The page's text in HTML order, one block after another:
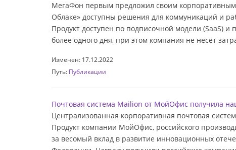
МегаФон первым предложил своим
Облаке» доступны решения для коммуникаций и
Продукт доступен по подписочной модели (SaaS)
более одного дня, при этом компания не несет
Изменен: 17.12.2022
Путь: Публикации
Почтовая система Mailion от МойОфис получила
Централизованная корпоративная почтовая
Продукт компании МойОфис, российского
за весомый вклад в развитие инновационных